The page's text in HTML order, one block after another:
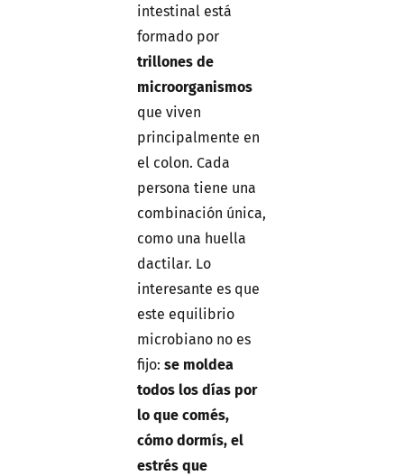
intestinal está
formado por
trillones de
microorganismos
que viven
principalmente en
el colon. Cada
persona tiene una
combinación única,
como una huella
dactilar. Lo
interesante es que
este equilibrio
microbiano no es
fijo: se moldea
todos los días por
lo que comés,
cómo dormís, el
estrés que